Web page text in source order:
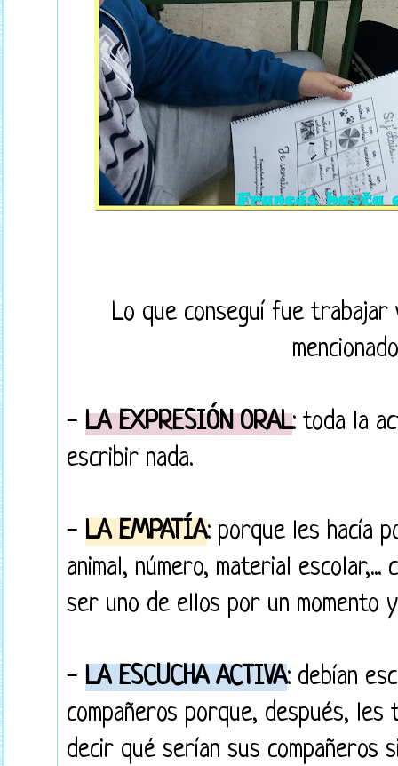
Lo que conseguí fue trabajar
- LA EXPRESIÓN ORAL: toda la
escribir nada.
- LA EMPATÍA: porque les hacía
animal, número, material escolar,...
ser uno de ellos por un
- LA ESCUCHA ACTIVA: debían
compañeros porque, después, les
decir qué serían sus compañeros